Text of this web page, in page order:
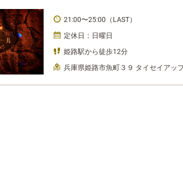
21:00〜25:00（LAST）
定休日：日曜日
姫路駅から徒歩12分
兵庫県姫路市魚町３９ タイセイアッ